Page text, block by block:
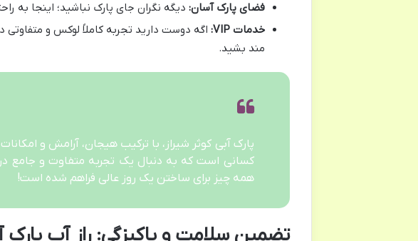
فضای پارک آسان: دیگه نگران جای پارک نباشید؛ اینجا به
خدمات VIP:
مند بشید.
پارک آبی کوثر شیراز، با ترکیب هیجان، آرامش و
کسانی است که به دنبال یک تجربه متفاوت و جامع
همه چیز برای ساختن یک روز عالی فراهم شده است!
تضمین سلامت و پاکیزگی: راز آب پارک